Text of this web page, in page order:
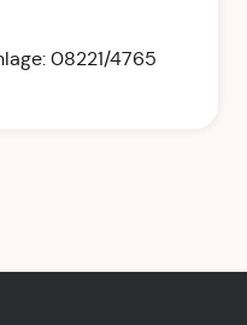
08221/4765